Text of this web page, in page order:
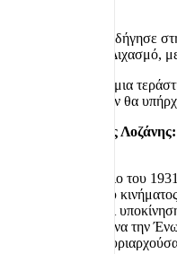
Η απόφαση αυτή οδήγησε
λεγόμενο Εθνικό Διχασμό,
Η Ένωση θα ήταν μια
διεθνές ζήτημα, δεν θα
1923 Συνθήκη της Λοζάνης:
Τον Οκτώβριο του
κυπριακού εθνικού
συγκεντρώσεις και
διεκδικούσαν έντονα την
Πάφο κ.ά.), ενώ